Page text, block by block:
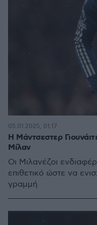
Η Μάντσεστερ
Μίλαν
Οι Μιλανέζοι
επιθετικό ώστε να
γραμμή
05.01.2025, 01:17